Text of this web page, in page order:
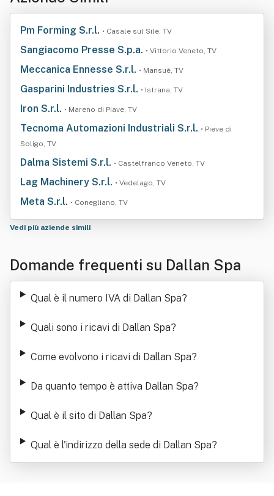
Pm Forming S.r.l. • Casale sul Sile, TV
Sangiacomo Presse S.p.a. • Vittorio Veneto, TV
Meccanica Ennesse S.r.l. • Mansuè, TV
Gasparini Industries S.r.l. • Istrana, TV
Iron S.r.l. • Mareno di Piave, TV
Tecnoma Automazioni Industriali S.r.l. • Pieve di
Soligo, TV
Dalma Sistemi S.r.l. • Castelfranco Veneto, TV
Lag Machinery S.r.l. • Vedelago, TV
Meta S.r.l. • Conegliano, TV
Vedi più aziende simili
Domande frequenti su Dallan Spa
Qual è il numero IVA di Dallan Spa?
Quali sono i ricavi di Dallan Spa?
Come evolvono i ricavi di Dallan Spa?
Da quanto tempo è attiva Dallan Spa?
Qual è il sito di Dallan Spa?
Qual è l'indirizzo della sede di Dallan Spa?